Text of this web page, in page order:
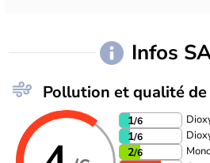
Infos
Pollution et qualité
1/6
1/6
2/6